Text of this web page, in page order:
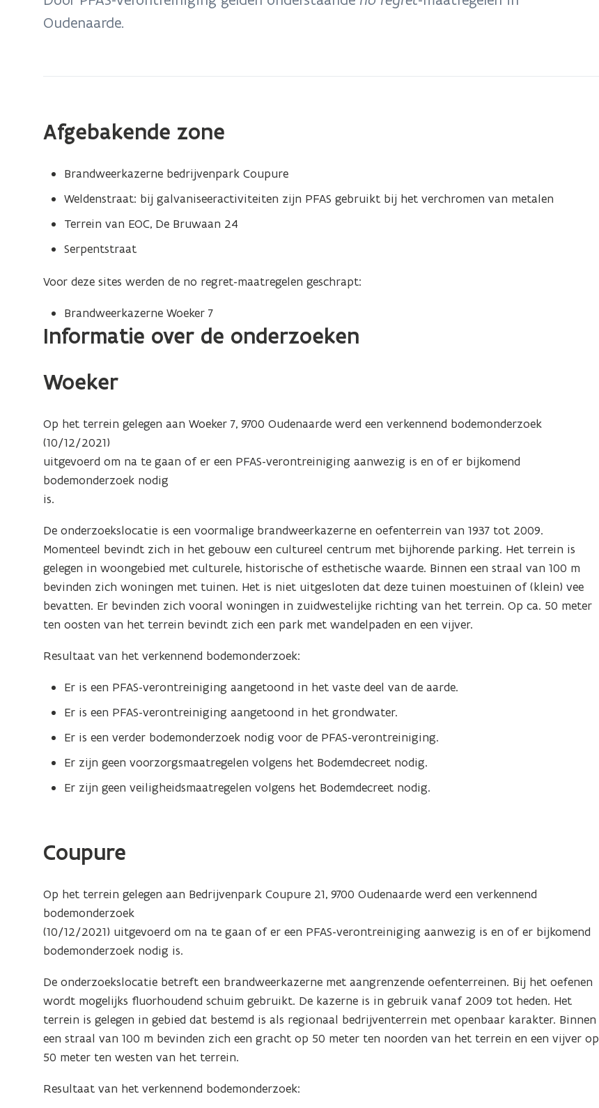
PFAS
Oudenaarde.
Afgebakende zone
Brandweerkazerne bedrijvenpark Coupure
Weldenstraat: bij galvaniseeractiviteiten zijn PFAS gebruikt bij het verchromen van metalen
Terrein van EOC, De Bruwaan 24
Serpentstraat
Voor deze sites werden de no regret-maatregelen geschrapt:
Brandweerkazerne Woeker 7
Informatie over de onderzoeken
Woeker
Op het terrein gelegen aan Woeker 7, 9700 Oudenaarde werd een verkennend bodemonderzoek
(10/12/2021)
uitgevoerd om na te gaan of er een PFAS-verontreiniging aanwezig is en of er bijkomend
bodemonderzoek nodig
is.
De onderzoekslocatie is een voormalige brandweerkazerne en oefenterrein van 1937 tot 2009.
Momenteel bevindt zich in het gebouw een cultureel centrum met bijhorende parking. Het terrein is
gelegen in woongebied met culturele, historische of esthetische waarde. Binnen een straal van 100 m
bevinden zich woningen met tuinen. Het is niet uitgesloten dat deze tuinen moestuinen of (klein) vee
bevatten. Er bevinden zich vooral woningen in zuidwestelijke richting van het terrein. Op ca. 50 meter
ten oosten van het terrein bevindt zich een park met wandelpaden en een vijver.
Resultaat van het verkennend bodemonderzoek:
Er is een PFAS-verontreiniging aangetoond in het vaste deel van de aarde.
Er is een PFAS-verontreiniging aangetoond in het grondwater.
Er is een verder bodemonderzoek nodig voor de PFAS-verontreiniging.
Er zijn geen voorzorgsmaatregelen volgens het Bodemdecreet nodig.
Er zijn geen veiligheidsmaatregelen volgens het Bodemdecreet nodig.
Coupure
Op het terrein gelegen aan Bedrijvenpark Coupure 21, 9700 Oudenaarde werd een verkennend
bodemonderzoek
(10/12/2021) uitgevoerd om na te gaan of er een PFAS-verontreiniging aanwezig is en of er bijkomend
bodemonderzoek nodig is.
De onderzoekslocatie betreft een brandweerkazerne met aangrenzende oefenterreinen. Bij het oefenen
wordt mogelijks fluorhoudend schuim gebruikt. De kazerne is in gebruik vanaf 2009 tot heden. Het
terrein is gelegen in gebied dat bestemd is als regionaal bedrijventerrein met openbaar karakter. Binnen
een straal van 100 m bevinden zich een gracht op 50 meter ten noorden van het terrein en een vijver op
50 meter ten westen van het terrein.
Resultaat van het verkennend bodemonderzoek: